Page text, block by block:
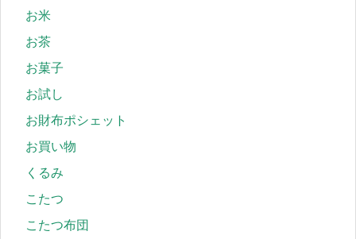
お米
お茶
お菓子
お試し
お財布ポシェット
お買い物
くるみ
こたつ
こたつ布団